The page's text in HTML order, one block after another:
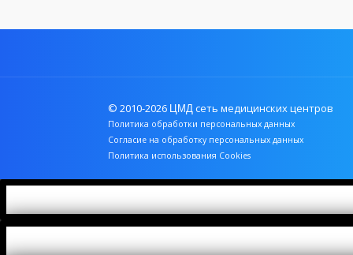
© 2010-2026 ЦМД сеть медицинских центров
Политика обработки персональных данных
Согласие на обработку персональных данных
Политика использования Cookies